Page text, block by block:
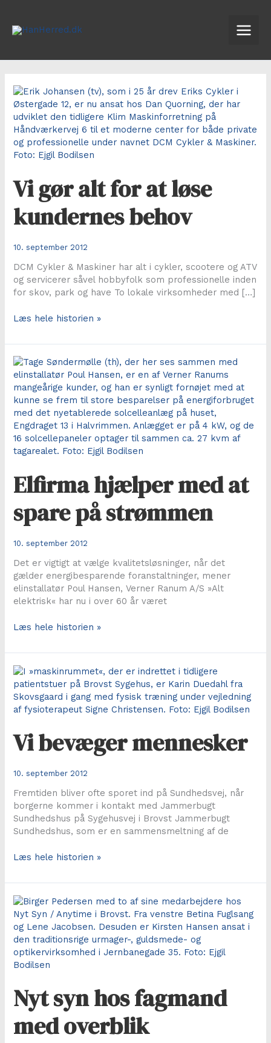
indholdet
Vi gør alt for at løse
kundernes behov
10. september 2012
DCM Cykler & Maskiner har alt i cykler, scootere og ATV
og servicerer såvel hobbyfolk som professionelle inden
for skov, park og have To lokale virksomheder med […]
Vi
alt
for
at
løse
kundernes
behov
Læs hele historien »
Elfirma hjælper med at
spare på strømmen
10. september 2012
Det er vigtigt at vælge kvalitetsløsninger, når det
gælder energibesparende foranstaltninger, mener
elinstallatør Poul Hansen, Verner Ranum A/S »Alt
elektrisk« har nu i over 60 år været
Elfirma
med
at
spare
på
strømmen
Læs hele historien »
Vi bevæger mennesker
10. september 2012
Fremtiden bliver ofte sporet ind på Sundhedsvej, når
borgerne kommer i kontakt med Jammerbugt
Sundhedshus på Sygehusvej i Brovst Jammerbugt
Sundhedshus, som er en sammensmeltning af de
Vi
mennesker
Læs hele historien »
Nyt syn hos fagmand
med overblik